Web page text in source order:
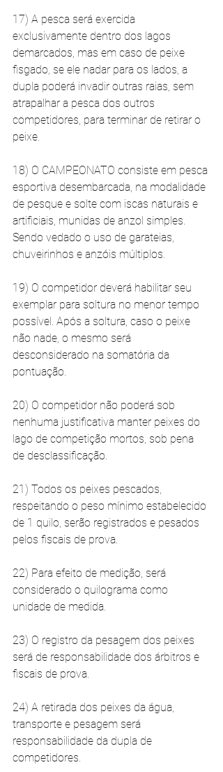
17) A pesca será exercida
exclusivamente dentro dos lagos
demarcados, mas em caso de peixe
fisgado, se ele nadar para os lados, a
dupla poderá invadir outras raias, sem
atrapalhar a pesca dos outros
competidores, para terminar de retirar o
peixe.
18) O CAMPEONATO consiste em pesca
esportiva desembarcada, na modalidade
de pesque e solte com iscas naturais e
artificiais, munidas de anzol simples.
Sendo vedado o uso de garateias,
chuveirinhos e anzóis múltiplos.
19) O competidor deverá habilitar seu
exemplar para soltura no menor tempo
possível. Após a soltura, caso o peixe
não nade, o mesmo será
desconsiderado na somatória da
pontuação.
20) O competidor não poderá sob
nenhuma justificativa manter peixes do
lago de competição mortos, sob pena
de desclassificação.
21) Todos os peixes pescados,
respeitando o peso mínimo estabelecido
de 1 quilo, serão registrados e pesados
pelos fiscais de prova.
22) Para efeito de medição, será
considerado o quilograma como
unidade de medida.
23) O registro da pesagem dos peixes
será de responsabilidade dos árbitros e
fiscais de prova.
24) A retirada dos peixes da água,
transporte e pesagem será
responsabilidade da dupla de
competidores.